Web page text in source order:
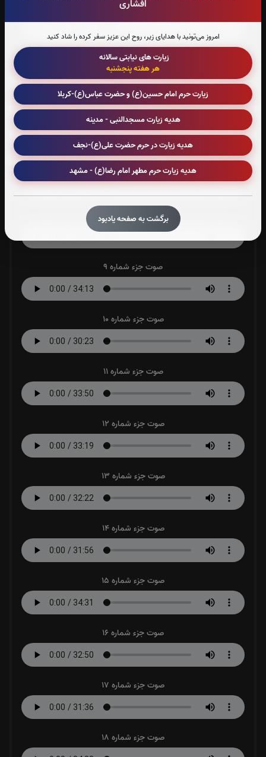
افشاری
امروز می‌تونید با هدایای زیر، روح این عزیز سفر کرده را شاد کنید
زیارت های نیابتی سالانه
هر هفته پنجشنبه
زیارت حرم امام حسین(ع) و حضرت عباس(ع)-کربلا
هدیه زیارت مسجدالنبی - مدینه
هدیه زیارت در حرم حضرت علی(ع)-نجف
هدیه زیارت حرم مطهر امام رضا(ع) - مشهد
برگشت به صفحه یادبود
صوت جزء شماره 4
صوت جزء شماره 5
صوت جزء شماره 6
صوت جزء شماره 7
صوت جزء شماره 8
صوت جزء شماره 9
صوت جزء شماره 10
صوت جزء شماره 11
صوت جزء شماره 12
صوت جزء شماره 13
صوت جزء شماره 14
صوت جزء شماره 15
صوت جزء شماره 16
صوت جزء شماره 17
صوت جزء شماره 18